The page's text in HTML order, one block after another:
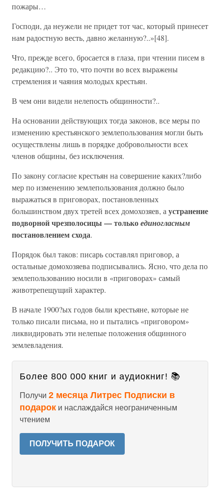
пожары…
Господи, да неужели не придет тот час, который принесет
нам радостную весть, давно желанную?..»[48].
Что, прежде всего, бросается в глаза, при чтении писем в
редакцию?.. Это то, что почти во всех выражены
стремления и чаяния молодых крестьян.
В чем они видели нелепость общинности?..
На основании действующих тогда законов, все меры по
изменению крестьянского землепользования могли быть
осуществлены лишь в порядке добровольности всех
членов общины, без исключения.
По закону согласие крестьян на совершение каких?либо
мер по изменению землепользования должно было
выражаться в приговорах, постановленных
большинством двух третей всех домохозяев, а устранение
подворной чрезполосицы — толькоединогласным
постановлением схода.
Порядок был таков: писарь составлял приговор, а
остальные домохозяева подписывались. Ясно, что дела по
землепользованию носили в «приговорах» самый
животрепещущий характер.
В начале 1900?ых годов были крестьяне, которые не
только писали письма, но и пытались «приговором»
ликвидировать эти нелепые положения общинного
землевладения.
Более 800 000 книг и аудиокниг! 📚
Получи 2 месяца Литрес Подписки в
подарок и наслаждайся неограниченным
чтением
ПОЛУЧИТЬ ПОДАРОК